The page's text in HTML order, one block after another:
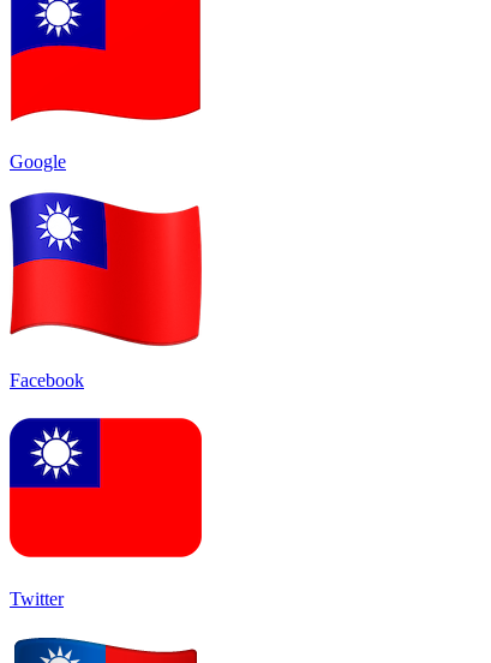
Google
Facebook
Twitter